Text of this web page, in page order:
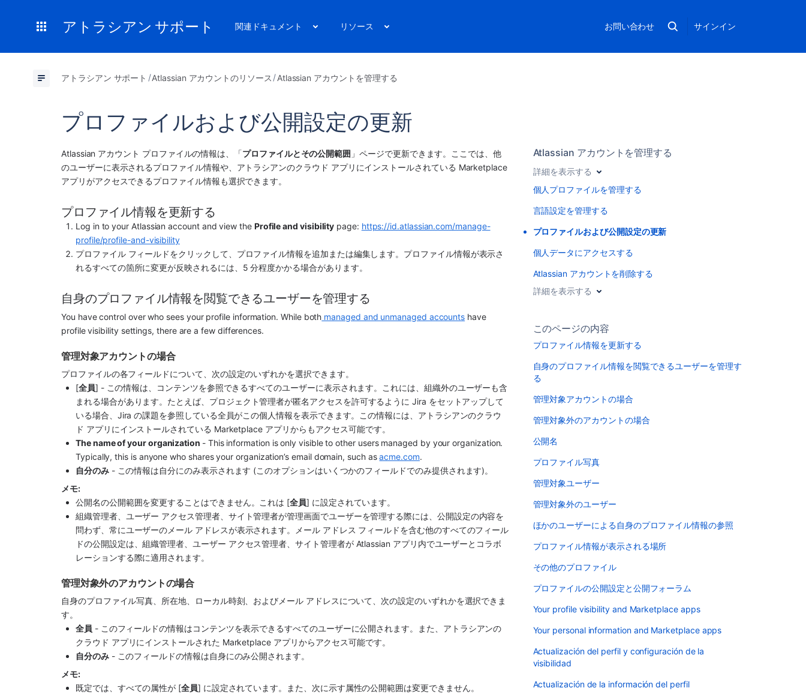
アトラシアン サポート 関連ドキュメント リソース お問い合わせ サインイン
アトラシアン サポート Atlassian アカウントのリソース Atlassian アカウントを管理する
プロファイルおよび公開設定の更新
Atlassian アカウント プロファイルの情報は、「プロファイルとその公開範囲 」ページで更新できます。ここでは、他
のユーザーに表示されるプロファイル情報や、アトラシアンのクラウド アプリ にインストールされている Marketplace
アプリがアクセスできるプロファイル情報も選択できます。
プロファイル情報を更新する
Log in to your Atlassian account and view the Profile and visibility page: https://id.atlassian.com/manage-
profile/profile-and-visibility
プロファイル フィールドをクリックして、プロファイル情報を追加または編集します。プロファイル情報が表示さ
れるすべての箇所に変更が反映されるには、5 分程度かかる場合があります。
自身のプロファイル情報を閲覧できるユーザーを管理する
You have control over who sees your profile information. While both managed and unmanaged accounts have
profile visibility settings, there are a few differences.
管理対象アカウントの場合
プロファイルの各フィールドについて、次の設定のいずれかを選択できます。
[全員] - この情報は、コンテンツを参照できるすべてのユーザーに表示されます。これには、組織外のユーザーも含
まれる場合があります。たとえば、プロジェクト管理者が匿名アクセスを許可するように Jira をセットアップして
いる場合、Jira の課題を参照している全員がこの個人情報を表示できます。この情報には、アトラシアンのクラウ
ド アプリ にインストールされている Marketplace アプリからもアクセス可能です。
The name of your organization - This information is only visible to other users managed by your organization.
Typically, this is anyone who shares your organization’s email domain, such as acme.com.
自分のみ - この情報は自分にのみ表示されます (このオプションはいくつかのフィールドでのみ提供されます)。
メモ:
公開名の公開範囲を変更することはできません。これは [全員] に設定されています。
組織管理者、ユーザー アクセス管理者、サイト管理者が管理画面でユーザーを管理する際には、公開設定の内容を
問わず、常にユーザーのメール アドレスが表示されます。メール アドレス フィールドを含む他のすべてのフィール
ドの公開設定は、組織管理者、ユーザー アクセス管理者、サイト管理者が Atlassian アプリ 内でユーザーとコラボ
レーションする際に適用されます。
管理対象外のアカウントの場合
自身のプロファイル写真、所在地、ローカル時刻、およびメール アドレスについて、次の設定のいずれかを選択できま
す。
全員 - このフィールドの情報はコンテンツを表示できるすべてのユーザーに公開されます。また、アトラシアンの
クラウド アプリにインストールされた Marketplace アプリからアクセス可能です。
自分のみ - このフィールドの情報は自身にのみ公開されます。
メモ:
既定では、すべての属性が [全員] に設定されています。また、次に示す属性の公開範囲は変更できません。
Atlassian アカウントを管理する
詳細を表示する
個人プロファイルを管理する
言語設定を管理する
プロファイルおよび公開設定の更新
個人データにアクセスする
Atlassian アカウントを削除する
詳細を表示する
このページの内容
プロファイル情報を更新する
自身のプロファイル情報を閲覧できるユーザーを管理す
る
管理対象アカウントの場合
管理対象外のアカウントの場合
公開名
プロファイル写真
管理対象ユーザー
管理対象外のユーザー
ほかのユーザーによる自身のプロファイル情報の参照
プロファイル情報が表示される場所
その他のプロファイル
プロファイルの公開設定と公開フォーラム
Your profile visibility and Marketplace apps
Your personal information and Marketplace apps
Actualización del perfil y configuración de la
visibilidad
Actualización de la información del perfil